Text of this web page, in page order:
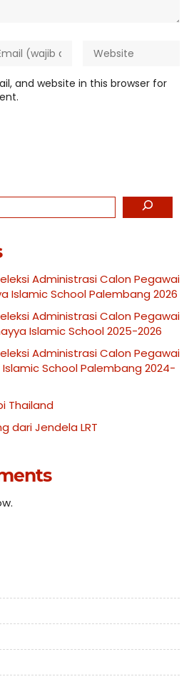
and website in this browser for
Administrasi Calon Pegawai
Islamic School Palembang 2026
Administrasi Calon Pegawai
Islamic School 2025-2026
Administrasi Calon Pegawai
Islamic School Palembang 2024-
Thailand
dari Jendela LRT